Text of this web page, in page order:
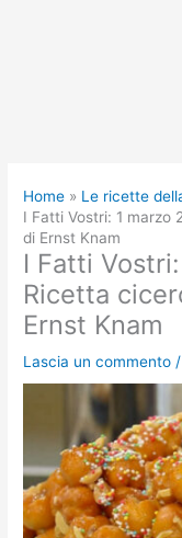
Home
Le ricette
I Fatti Vostri: 1 marzo
di Ernst Knam
I Fatti
Ricetta
Ernst Knam
Lascia un commento /